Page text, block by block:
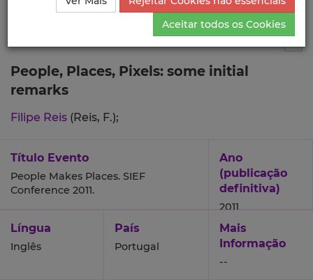
da Comunicação
People, Places, Pixels: some initial
remarks
Filipe Reis (Reis, F.);
Título Evento
People Makes Places. SIEF
Conference 2011.
Ano
(publicação
definitiva)
2011
Língua
Inglês
País
Portugal
Mais
Informação
--
Aceitar todos os Cookies